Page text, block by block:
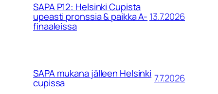
SAPA P12: Helsinki Cupista
upeasti pronssia & paikka A-
finaaleissa
13.7.2026
SAPA mukana jälleen Helsinki
cupissa 7.7.2026